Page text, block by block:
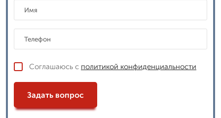
Соглашаюсь с политикой конфиденциальности
Задать вопрос